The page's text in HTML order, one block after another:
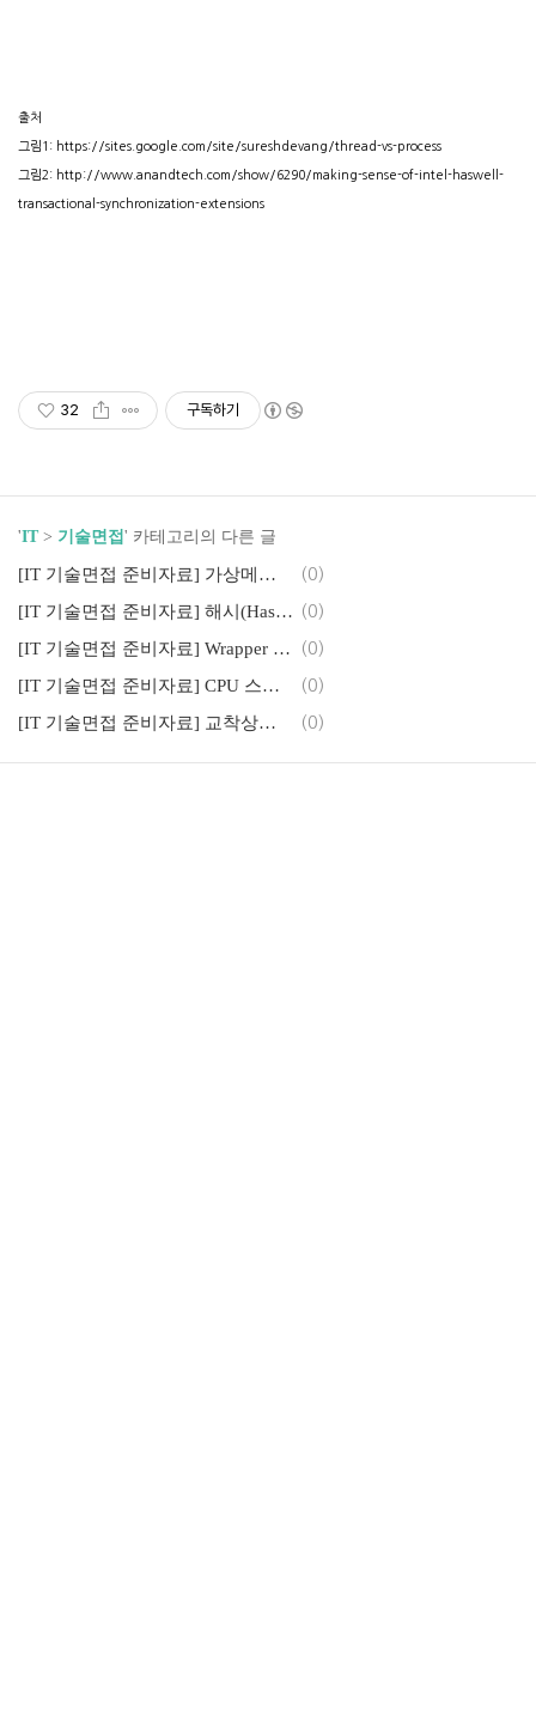
출처
그림1: https://sites.google.com/site/sureshdevang/thread-vs-process
그림2: http://www.anandtech.com/show/6290/making-sense-of-intel-haswell-
transactional-synchronization-extensions
32 구독하기
'IT> 기술면접 ' 카테고리의 다른 글
[IT 기술면접 준비자료] 가상메모리의 동작과 페이지폴트(Page Fault) (0)
[IT 기술면접 준비자료] 해시(Hash)와 해시충돌(Hash Collision) (0)
[IT 기술면접 준비자료] Wrapper Class와 AutoBoxing (0)
[IT 기술면접 준비자료] CPU 스케줄링 기법 (선점 스케줄링, 비선점 스케줄링) (0)
[IT 기술면접 준비자료] 교착상태(Deadlock)와 식사하는 철학자들(Dining Philosophers) (0)